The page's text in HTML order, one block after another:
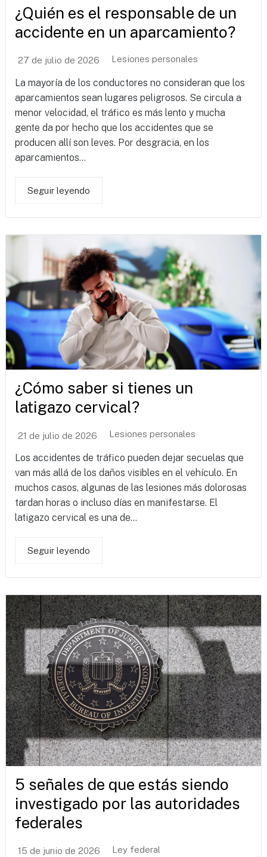
¿Quién es el responsable de un
accidente en un aparcamiento?
27 de julio de 2026 Lesiones personales
La mayoría de los conductores no consideran que los
aparcamientos sean lugares peligrosos. Se circula a
menor velocidad, el tráfico es más lento y mucha
gente da por hecho que los accidentes que se
producen allí son leves. Por desgracia, en los
aparcamientos...
Seguir leyendo
¿Cómo saber si tienes un
latigazo cervical?
21 de julio de 2026 Lesiones personales
Los accidentes de tráfico pueden dejar secuelas que
van más allá de los daños visibles en el vehículo. En
muchos casos, algunas de las lesiones más dolorosas
tardan horas o incluso días en manifestarse. El
latigazo cervical es una de...
Seguir leyendo
5 señales de que estás siendo
investigado por las autoridades
federales
15 de junio de 2026 Ley federal